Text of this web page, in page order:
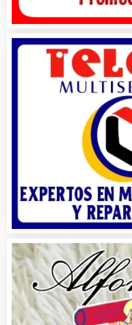
Albercas
Alimentos
Almacenaje
Alquiler de Autos
Alquiler de
Alquiler de Sillas
Alquiler de Trajes